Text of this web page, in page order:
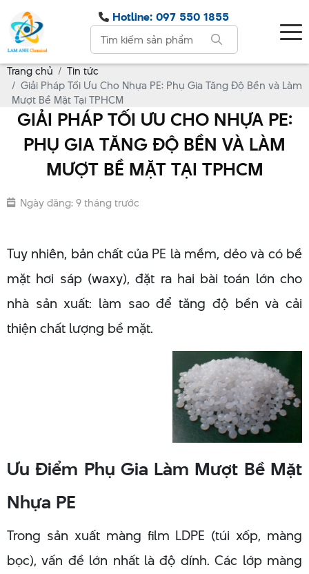
Hotline: 097 550 1855
Trang chủ
Tin tức
Giải Pháp Tối Ưu Cho Nhựa PE: Phụ Gia Tăng Độ Bền và Làm
Mượt Bề Mặt Tại TPHCM
GIẢI PHÁP TỐI ƯU CHO NHỰA PE:
PHỤ GIA TĂNG ĐỘ BỀN VÀ LÀM
MƯỢT BỀ MẶT TẠI TPHCM
Ngày đăng: 9 tháng trước
Tuy nhiên, bản chất của PE là mềm, dẻo và có bề
mặt hơi sáp (waxy), đặt ra hai bài toán lớn cho
nhà sản xuất: làm sao để tăng độ bền và cải
thiện chất lượng bề mặt.
Ưu Điểm Phụ Gia Làm Mượt Bề Mặt
Nhựa PE
Trong sản xuất màng film LDPE (túi xốp, màng
bọc), vấn đề lớn nhất là độ dính. Các lớp màng